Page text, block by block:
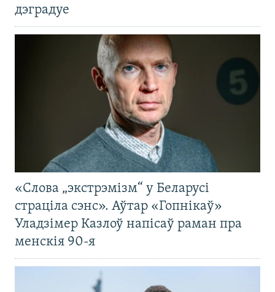
дэградуе
«Слова „экстрэмізм“ у Беларусі
страціла сэнс». Аўтар «Гопнікаў»
Уладзімер Казлоў напісаў раман пра
менскія 90-я